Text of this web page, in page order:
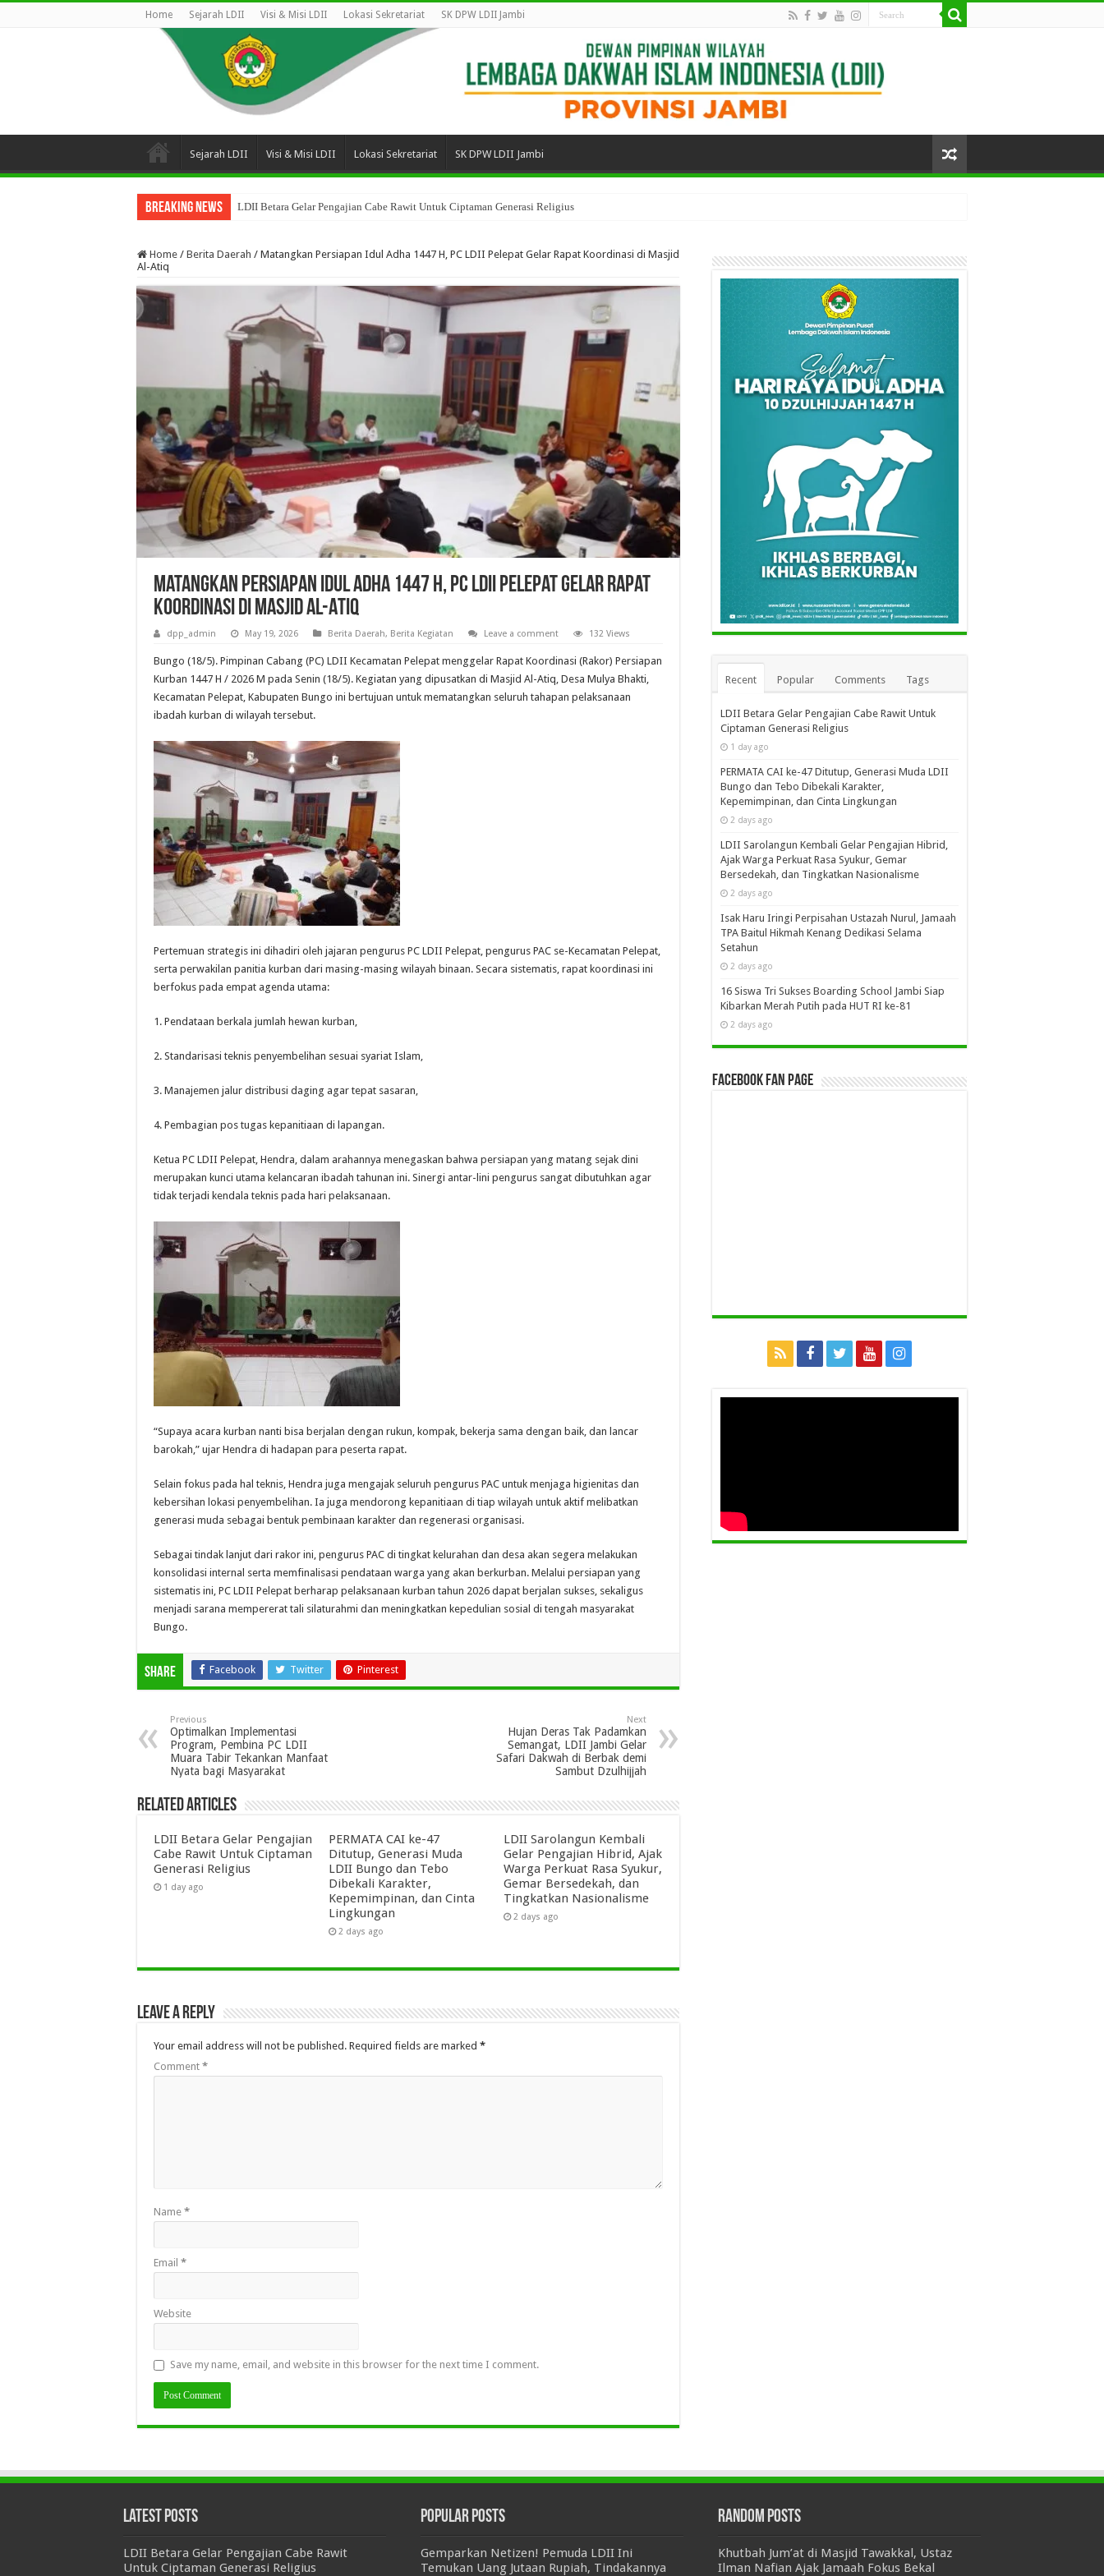
Home Sejarah LDII Visi & Misi LDII Lokasi Sekretariat SK DPW LDII Jambi
Sejarah LDII Visi & Misi LDII Lokasi Sekretariat SK DPW LDII Jambi
Breaking News LDII Betara Gelar Pengajian Cabe Rawit Untuk Ciptaman Generasi Religius
Home / Berita Daerah / Matangkan Persiapan Idul Adha 1447 H, PC LDII Pelepat Gelar Rapat Koordinasi di Masjid
Al-Atiq
Matangkan Persiapan Idul Adha 1447 H, PC LDII Pelepat Gelar Rapat
Koordinasi di Masjid Al-Atiq
dpp_admin May 19, 2026 Berita Daerah, Berita Kegiatan Leave a comment 132 Views
Bungo (18/5). Pimpinan Cabang (PC) LDII Kecamatan Pelepat menggelar Rapat Koordinasi (Rakor) Persiapan
Kurban 1447 H / 2026 M pada Senin (18/5). Kegiatan yang dipusatkan di Masjid Al-Atiq, Desa Mulya Bhakti,
Kecamatan Pelepat, Kabupaten Bungo ini bertujuan untuk mematangkan seluruh tahapan pelaksanaan
ibadah kurban di wilayah tersebut.
Pertemuan strategis ini dihadiri oleh jajaran pengurus PC LDII Pelepat, pengurus PAC se-Kecamatan Pelepat,
serta perwakilan panitia kurban dari masing-masing wilayah binaan. Secara sistematis, rapat koordinasi ini
berfokus pada empat agenda utama:
1. Pendataan berkala jumlah hewan kurban,
2. Standarisasi teknis penyembelihan sesuai syariat Islam,
3. Manajemen jalur distribusi daging agar tepat sasaran,
4. Pembagian pos tugas kepanitiaan di lapangan.
Ketua PC LDII Pelepat, Hendra, dalam arahannya menegaskan bahwa persiapan yang matang sejak dini
merupakan kunci utama kelancaran ibadah tahunan ini. Sinergi antar-lini pengurus sangat dibutuhkan agar
tidak terjadi kendala teknis pada hari pelaksanaan.
“Supaya acara kurban nanti bisa berjalan dengan rukun, kompak, bekerja sama dengan baik, dan lancar
barokah,” ujar Hendra di hadapan para peserta rapat.
Selain fokus pada hal teknis, Hendra juga mengajak seluruh pengurus PAC untuk menjaga higienitas dan
kebersihan lokasi penyembelihan. Ia juga mendorong kepanitiaan di tiap wilayah untuk aktif melibatkan
generasi muda sebagai bentuk pembinaan karakter dan regenerasi organisasi.
Sebagai tindak lanjut dari rakor ini, pengurus PAC di tingkat kelurahan dan desa akan segera melakukan
konsolidasi internal serta memfinalisasi pendataan warga yang akan berkurban. Melalui persiapan yang
sistematis ini, PC LDII Pelepat berharap pelaksanaan kurban tahun 2026 dapat berjalan sukses, sekaligus
menjadi sarana mempererat tali silaturahmi dan meningkatkan kepedulian sosial di tengah masyarakat
Bungo.
Share Facebook Twitter Pinterest
Previous
Optimalkan Implementasi
Program, Pembina PC LDII
Muara Tabir Tekankan Manfaat
Nyata bagi Masyarakat
Next
Hujan Deras Tak Padamkan
Semangat, LDII Jambi Gelar
Safari Dakwah di Berbak demi
Sambut Dzulhijjah
Related Articles
LDII Betara Gelar Pengajian
Cabe Rawit Untuk Ciptaman
Generasi Religius
1 day ago
PERMATA CAI ke-47
Ditutup, Generasi Muda
LDII Bungo dan Tebo
Dibekali Karakter,
Kepemimpinan, dan Cinta
Lingkungan
2 days ago
LDII Sarolangun Kembali
Gelar Pengajian Hibrid, Ajak
Warga Perkuat Rasa Syukur,
Gemar Bersedekah, dan
Tingkatkan Nasionalisme
2 days ago
Leave a Reply
Your email address will not be published. Required fields are marked *
Comment *
Name *
Email *
Website
Save my name, email, and website in this browser for the next time I comment.
Recent Popular Comments Tags
LDII Betara Gelar Pengajian Cabe Rawit Untuk
Ciptaman Generasi Religius
1 day ago
PERMATA CAI ke-47 Ditutup, Generasi Muda LDII
Bungo dan Tebo Dibekali Karakter,
Kepemimpinan, dan Cinta Lingkungan
2 days ago
LDII Sarolangun Kembali Gelar Pengajian Hibrid,
Ajak Warga Perkuat Rasa Syukur, Gemar
Bersedekah, dan Tingkatkan Nasionalisme
2 days ago
Isak Haru Iringi Perpisahan Ustazah Nurul, Jamaah
TPA Baitul Hikmah Kenang Dedikasi Selama
Setahun
2 days ago
16 Siswa Tri Sukses Boarding School Jambi Siap
Kibarkan Merah Putih pada HUT RI ke-81
2 days ago
Facebook Fan Page
Latest Posts
LDII Betara Gelar Pengajian Cabe Rawit
Untuk Ciptaman Generasi Religius
Popular Posts
Gemparkan Netizen! Pemuda LDII Ini
Temukan Uang Jutaan Rupiah, Tindakannya
Random Posts
Khutbah Jum’at di Masjid Tawakkal, Ustaz
Ilman Nafian Ajak Jamaah Fokus Bekal